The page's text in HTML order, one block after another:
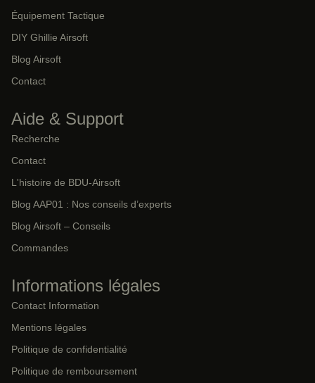
Équipement Tactique
DIY Ghillie Airsoft
Blog Airsoft
Contact
Aide & Support
Recherche
Contact
L'histoire de BDU-Airsoft
Blog AAP01 : Nos conseils d’experts
Blog Airsoft – Conseils
Commandes
Informations légales
Contact Information
Mentions légales
Politique de confidentialité
Politique de remboursement